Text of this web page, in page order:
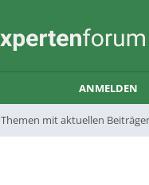
Themen mit aktuellen
ANMELDEN